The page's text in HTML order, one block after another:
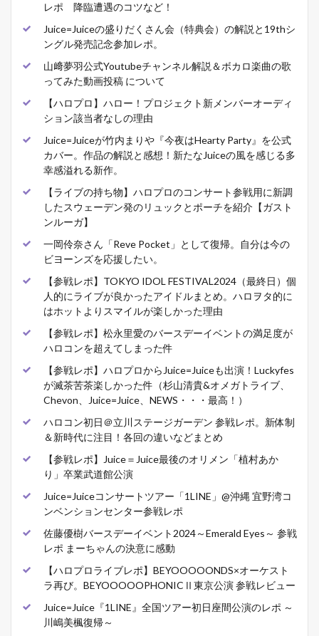
レポ 降臨遭遇のコツなど！
Juice=Juiceの盛りだくさん会（特典会）の解説と19thシ
ングル発売記念参加レポ。
山﨑夢羽公式Youtubeチャンネル解説＆ボカロ楽曲の歌
ってみた動画投稿 について
【ハロプロ】ハロー！プロジェクト新メンバーオーディ
ション該当者なしの理由
Juice=Juiceが竹内まりや『今夜はHearty Party』を公式
カバー。作品の解説と感想！新たなJuiceの風を感じる多
幸感溢れる新作。
【ライブの持ち物】ハロプロのコンサート参戦用に新調
したスウェーデン発のリュックとポーチを紹介【ガスト
ンルーガ】
一岡伶奈さん「Reve Pocket」として復帰。自分は今の
ビヨーンズを応援したい。
【参戦レポ】TOKYO IDOL FESTIVAL2024（最終日）個
人的にライブが良かったアイドルまとめ。ハロヲタ的に
はホットよりスマイルが楽しかった理由
【参戦レポ】松永里愛のバースデーイベントの満足度が
ハロコンを超えてしまった件
【参戦レポ】ハロプロからJuice=Juiceも出演！Luckyfes
が滅茶苦茶楽しかった件（杉山清貴&オメガトライブ、
Chevon、Juice=Juice、NEWS・・・最高！）
ハロコン初日＠立川ステージガーデン 参戦レポ。新体制
＆新時代に注目！各回の違いなどまとめ
【参戦レポ】Juice＝Juice最後のオリメン「植村あか
り」卒業武道館公演
Juice=Juiceコンサートツアー「1LINE」@沖縄 宜野湾コ
ンベンションセンター参戦レポ
佐藤優樹バースデーイベント2024～Emerald Eyes～ 参戦
レポ まーちゃんの決意に感動
【ハロプロライブレポ】BEYOOOOONDS×オーケスト
ラ再び。BEYOOOOOPHONICⅡ東京公演 参戦レビュー
Juice=Juice『1LINE』全国ツアー初日座間公演のレポ ～
川嶋美楓復帰～